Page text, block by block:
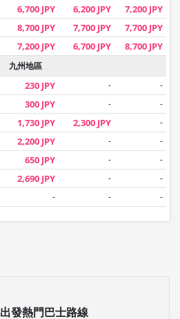
6,700 JPY 6,200 JPY 7,200 JPY
8,700 JPY 7,700 JPY 7,700 JPY
7,200 JPY 6,700 JPY 8,700 JPY
九州地區
230 JPY -
-
300 JPY -
-
1,730 JPY 2,300 JPY
-
2,200 JPY -
-
650 JPY -
-
2,690 JPY -
-
- - -
出發熱門巴士路線